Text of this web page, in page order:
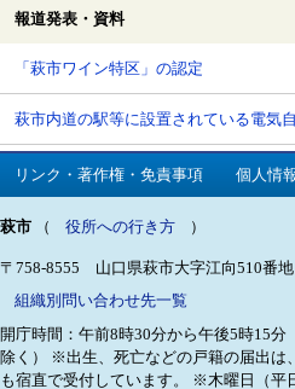
報道発表・資料
「萩市ワイン特区」の認定
萩市内道の駅等に設置されている電気
リンク・著作権・免責事項 個人情
萩市 （ 役所への行き方 ）
〒758-8555 山口県萩市大字江向510番地
組織別問い合わせ先一覧
開庁時間：午前8時30分から午後5時15
除く）
※出生、死亡などの戸籍の届出は
も宿直で受付しています。
※木曜日（平